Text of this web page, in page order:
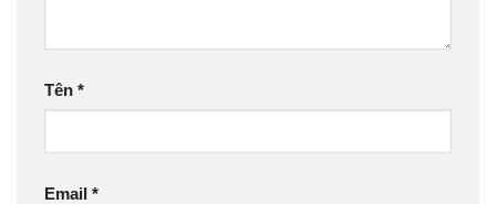
Tên *
Email *